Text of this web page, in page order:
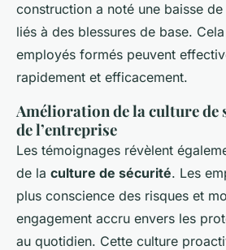
construction a noté une baisse
liés à des blessures de base.
employés formés peuvent
rapidement et efficacement.
Amélioration de la culture de
de l’entreprise
Les témoignages révèlent
de la culture de sécurité. Les
plus conscience des risques et
engagement accru envers les
au quotidien. Cette culture